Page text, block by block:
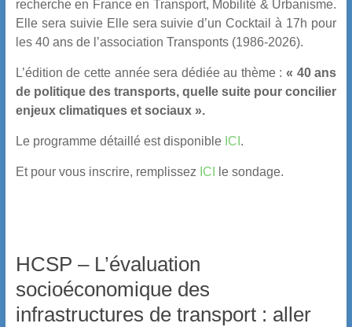
recherche en France en Transport, Mobilité & Urbanisme.
Elle sera suivie Elle sera suivie d’un Cocktail à 17h pour
les 40 ans de l’association Transponts (1986-2026).
L’édition de cette année sera dédiée au thème :« 40 ans
de politique des transports, quelle suite pour concilier
enjeux climatiques et sociaux ».
Le programme détaillé est disponible ICI .
Et pour vous inscrire, remplissez ICI le sondage.
HCSP – L’évaluation
socioéconomique des
infrastructures de transport : aller